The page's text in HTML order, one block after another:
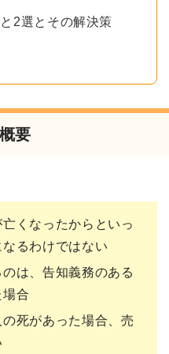
2選とその解決策
要
くなったからといっ
るわけではない
は、告知義務のある
合
死があった場合、売